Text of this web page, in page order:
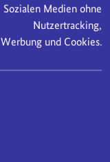
Sozialen Medien ohne
Nutzertracking,
Werbung und Cookies.